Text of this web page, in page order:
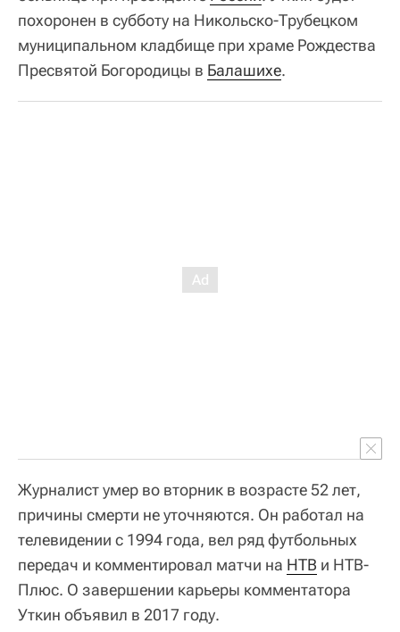
похоронен в субботу на Никольско-Трубецком
муниципальном кладбище при храме Рождества
Пресвятой Богородицы в Балашихе.
Журналист умер во вторник в возрасте 52 лет,
причины смерти не уточняются. Он работал на
телевидении с 1994 года, вел ряд футбольных
передач и комментировал матчи на НТВ и НТВ-
Плюс. О завершении карьеры комментатора
Уткин объявил в 2017 году.